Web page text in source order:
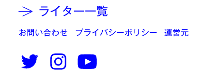
ライター一覧
お問い合わせ プライバシーポリシー 運営元